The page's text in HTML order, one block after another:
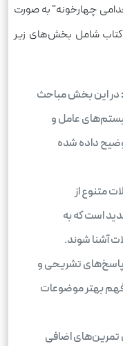
چهارخونه" به صورت
کتاب شامل بخش‌های زیر
در این بخش مباحث
عامل و
داده شده
متنوع از
است که به
آشنا شوند.
پاسخ‌های تشریحی و
فهم بهتر موضوعات
اضافی